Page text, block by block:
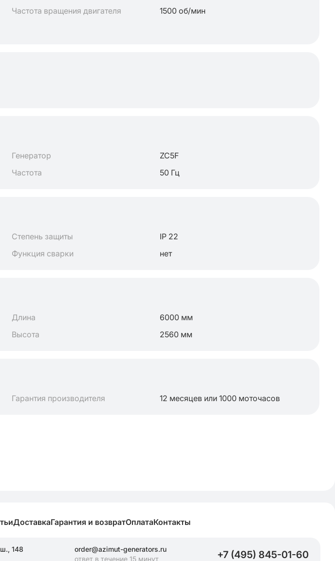
Частота вращения двигателя
1500 об/мин
Генератор
ZC5F
Частота 50 Гц
Степень защиты
IP 22
Функция сварки нет
Длина
6000 мм
Высота 2560 мм
Гарантия производителя 12 месяцев или 1000 моточасов
ДоставкаГарантия и возвратОплатаКонтакты
148
order@azimut-generators.ru
ответ в течение 15 минут
+7 (495) 845-01-60